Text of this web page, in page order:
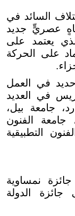
السائد في
عصريٍّ جديد
يعتمد على
على الحركة
حديد في العمل
في العديد
جامعة بيل،
جامعة الفنون
التطبيقية
جائزة نمساوية
الدولة